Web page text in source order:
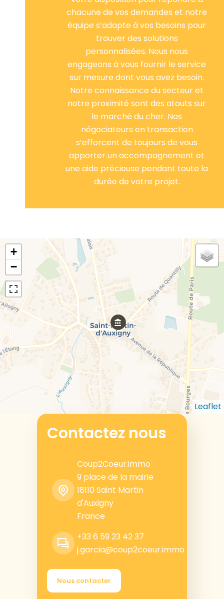
chacune de vos demandes et notre
équipe s’adapte à vos besoins pour
trouver des solutions
personnalisées. Nous nous
engageons à vous fournir le service
sur mesure dont vous avez besoin.
Notre connaissance du secteur et
notre proximité sont des atouts sur
le marché du cher. Nos
négociateurs en transaction
s’efforcent de toujours de vous
apporter un accompagnement et
une aide précieuse pendant toute la
durée de votre projet.
+
−
Leaflet
Contactez nous
Coup2Coeur.immo
9 place de la mairie
18110 Saint Martin
d'Auxigny
France
+33 6 59 23 42 37
j.garcia@coup2coeur.immo
Nous contacter